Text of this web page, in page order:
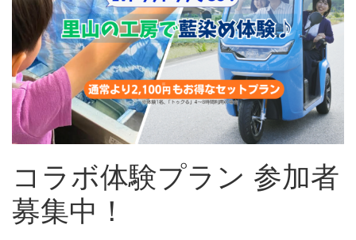
コラボ体験プラン 参加者
募集中！